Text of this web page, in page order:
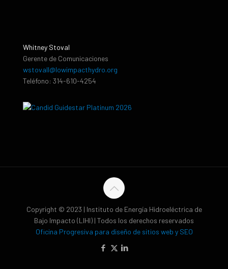
Whitney Stoval
Gerente de Comunicaciones
wstovall@lowimpacthydro.org
Teléfono: 314-610-4254
Copyright © 2023 | Instituto de Energía Hidroeléctrica de
Bajo Impacto (LIHI) | Todos los derechos reservados
Oficina Progresiva para diseño de sitios web y SEO